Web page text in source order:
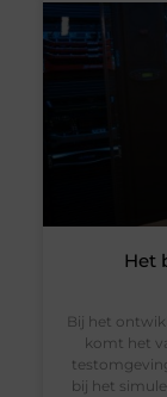
Het
Bij het
komt het
bij het